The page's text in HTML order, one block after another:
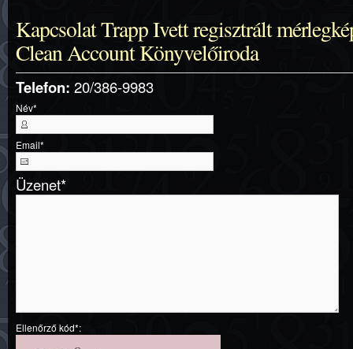
Kapcsolat Trapp Ivett regisztrált
Clean Account Könyvelőiroda
Telefon: 20/386-9983
Név*
Email*
Üzenet*
Ellenőrző kód*: